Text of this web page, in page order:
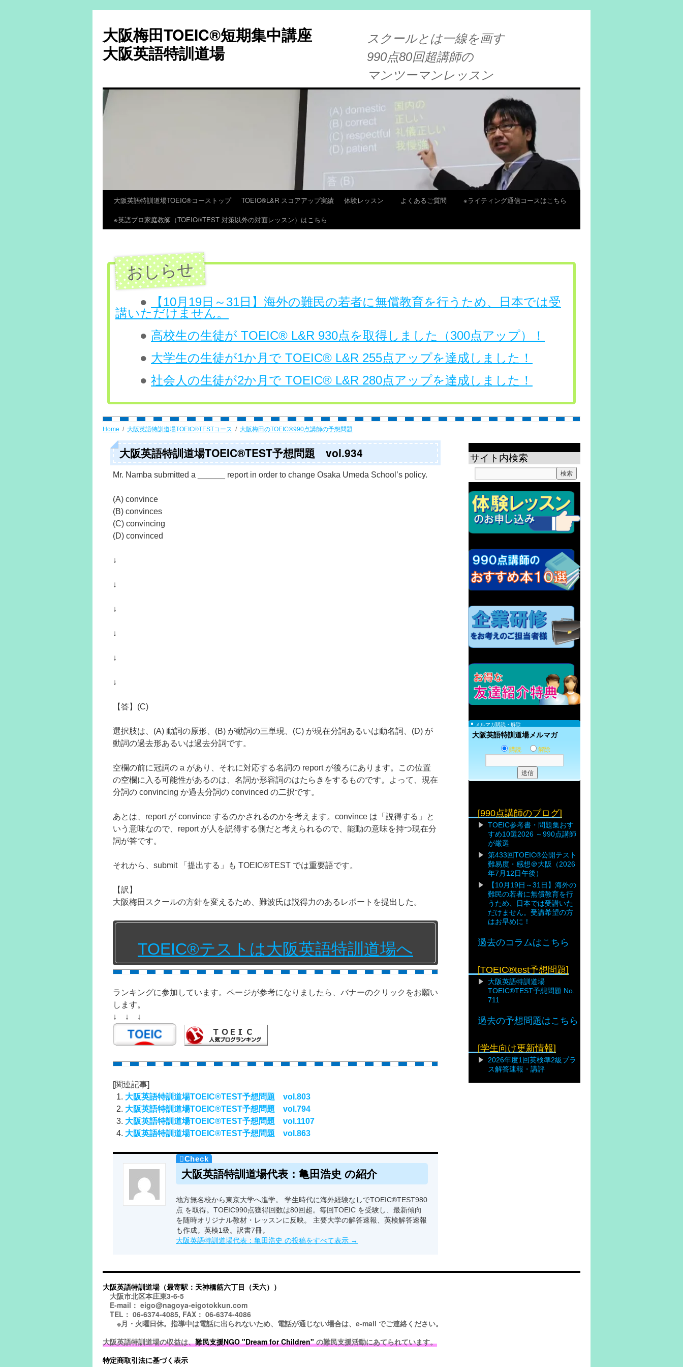
大阪梅田TOEIC®短期集中講座
大阪英語特訓道場
スクールとは一線を画す
990点80回超講師の
マンツーマンレッスン
大阪英語特訓道場TOEIC®コーストップ TOEIC®L&R スコアアップ実績 体験レッスン よくあるご質問
※ライティング通信コースはこちら
※英語プロ家庭教師（TOEIC®TEST 対策以外の対面レッスン）はこちら
●
【10月19日～31日】海外の難民の若者に無償教育を行うため、日本では受
講いただけません。
● 高校生の生徒が TOEIC® L&R 930点を取得しました（300点アップ）！
● 大学生の生徒が1か月で TOEIC® L&R 255点アップを達成しました！
● 社会人の生徒が2か月で TOEIC® L&R 280点アップを達成しました！
Home 大阪英語特訓道場TOEIC®TESTコース 大阪梅田のTOEIC®990点講師の予想問題
大阪英語特訓道場TOEIC®TEST予想問題 vol.934
Mr. Namba submitted a ______ report in order to change Osaka Umeda School’s policy.
(A) convince
(B) convinces
(C) convincing
(D) convinced
↓
↓
↓
↓
↓
↓
【答】(C)
選択肢は、(A) 動詞の原形、(B) が動詞の三単現、(C) が現在分詞あるいは動名詞、(D) が
動詞の過去形あるいは過去分詞です。
空欄の前に冠詞の a があり、それに対応する名詞の report が後ろにあります。この位置
の空欄に入る可能性があるのは、名詞か形容詞のはたらきをするものです。よって、現在
分詞の convincing か過去分詞の convinced の二択です。
あとは、report が convince するのかされるのかを考えます。convince は「説得する」と
いう意味なので、report が人を説得する側だと考えられるので、能動の意味を持つ現在分
詞が答です。
それから、submit 「提出する」も TOEIC®TEST では重要語です。
【訳】
大阪梅田スクールの方針を変えるため、難波氏は説得力のあるレポートを提出した。
TOEIC®テストは大阪英語特訓道場へ
ランキングに参加しています。ページが参考になりましたら、バナーのクリックをお願い
します。
↓ ↓ ↓
[関連記事]
大阪英語特訓道場TOEIC®TEST予想問題 vol.803
大阪英語特訓道場TOEIC®TEST予想問題 vol.794
大阪英語特訓道場TOEIC®TEST予想問題 vol.1107
大阪英語特訓道場TOEIC®TEST予想問題 vol.863
大阪英語特訓道場代表：亀田浩史 の紹介
地方無名校から東京大学へ進学。 学生時代に海外経験なしでTOEIC®TEST980
点 を取得。TOEIC990点獲得回数は80回超。毎回TOEIC を受験し、最新傾向
を随時オリジナル教材・レッスンに反映。 主要大学の解答速報、英検解答速報
も作成。英検1級。訳書7冊。
大阪英語特訓道場代表：亀田浩史 の投稿をすべて表示 →
サイト内検索
メルマガ購読・解除
大阪英語特訓道場メルマガ
購読 解除
[990点講師のブログ]
TOEIC参考書・問題集おす
すめ10選2026 ～990点講師
が厳選
第433回TOEIC®公開テスト
難易度・感想＠大阪（2026
年7月12日午後）
【10月19日～31日】海外の
難民の若者に無償教育を行
うため、日本では受講いた
だけません。受講希望の方
はお早めに！
過去のコラムはこちら
[TOEIC®test予想問題]
大阪英語特訓道場
TOEIC®TEST予想問題 No.
711
過去の予想問題はこちら
[学生向け更新情報]
2026年度1回英検準2級プラ
ス解答速報・講評
大阪英語特訓道場（最寄駅：天神橋筋六丁目（天六））
大阪市北区本庄東3-6-5
E-mail： eigo@nagoya-eigotokkun.com
TEL： 06-6374-4085, FAX： 06-6374-4086
※月・火曜日休。指導中は電話に出られないため、電話が通じない場合は、e-mail でご連絡ください。
大阪英語特訓道場の収益は、難民支援NGO "Dream for Children"の難民支援活動にあてられています。
特定商取引法に基づく表示